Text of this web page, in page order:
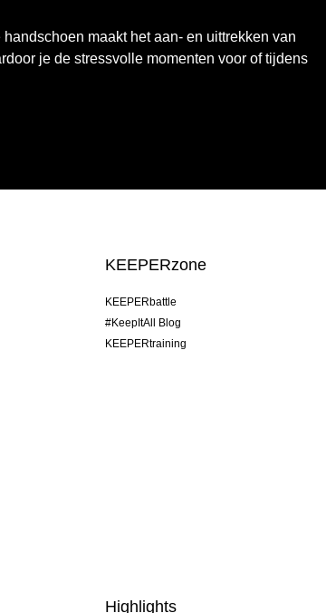
maakt het aan- en uittrekken van
je de stressvolle momenten voor of tijdens
KEEPERzone
KEEPERbattle
#KeepItAll Blog
KEEPERtraining
Highlights